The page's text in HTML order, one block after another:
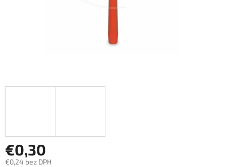
€0,30
€0,24 bez DPH